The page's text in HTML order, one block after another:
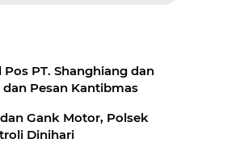
PT. Shanghiang dan
dan Pesan Kantibmas
Gank Motor, Polsek
Dinihari